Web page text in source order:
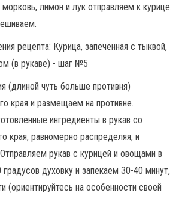
лимон и лук отправляем к курице.
(длиной чуть больше противня)
края и размещаем на противне.
ингредиенты в рукав со
края, равномерно распределяя, и
рукав с курицей и овощами в
духовку и запекаем 30-40 минут,
(ориентируйтесь на особенности своей